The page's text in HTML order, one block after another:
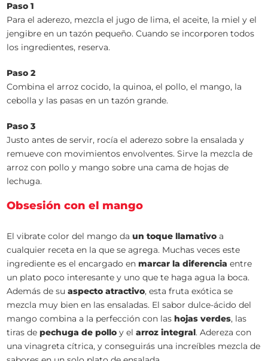
Paso 1
Para el aderezo, mezcla el jugo de lima, el aceite, la miel y el
jengibre en un tazón pequeño. Cuando se incorporen todos
los ingredientes, reserva.
Paso 2
Combina el arroz cocido, la quinoa, el pollo, el mango, la
cebolla y las pasas en un tazón grande.
Paso 3
Justo antes de servir, rocía el aderezo sobre la ensalada y
remueve con movimientos envolventes. Sirve la mezcla de
arroz con pollo y mango sobre una cama de hojas de
lechuga.
Obsesión con el mango
El vibrate color del mango daun toque llamativo a
cualquier receta en la que se agrega. Muchas veces este
ingrediente es el encargado enmarcar la diferencia entre
un plato poco interesante y uno que te haga agua la boca.
Además de suaspecto atractivo, esta fruta exótica se
mezcla muy bien en las ensaladas. El sabor dulce-ácido del
mango combina a la perfección con las hojas verdes, las
tiras depechuga de pollo y elarroz integral. Adereza con
una vinagreta cítrica, y conseguirás una increíbles mezcla de